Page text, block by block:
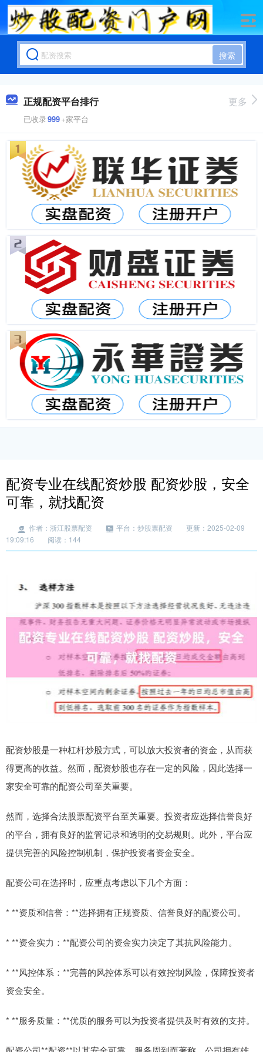
搜索
正规配资平台排行
已收录999+家平台
更多
配资专业在线配资炒股 配资炒股，安全
可靠，就找配资
作者：浙江股票配资 平台：炒股票配资
更新：2025-02-09
19:09:16
阅读：144
配资炒股是一种杠杆炒股方式，可以放大投资者的资金，从而获
得更高的收益。然而，配资炒股也存在一定的风险，因此选择一
家安全可靠的配资公司至关重要。
然而，选择合法股票配资平台至关重要。投资者应选择信誉良好
的平台，拥有良好的监管记录和透明的交易规则。此外，平台应
提供完善的风险控制机制，保护投资者资金安全。
配资公司在选择时，应重点考虑以下几个方面：
* **资质和信誉：**选择拥有正规资质、信誉良好的配资公司。
* **资金实力：**配资公司的资金实力决定了其抗风险能力。
* **风控体系：**完善的风控体系可以有效控制风险，保障投资者
资金安全。
* **服务质量：**优质的服务可以为投资者提供及时有效的支持。